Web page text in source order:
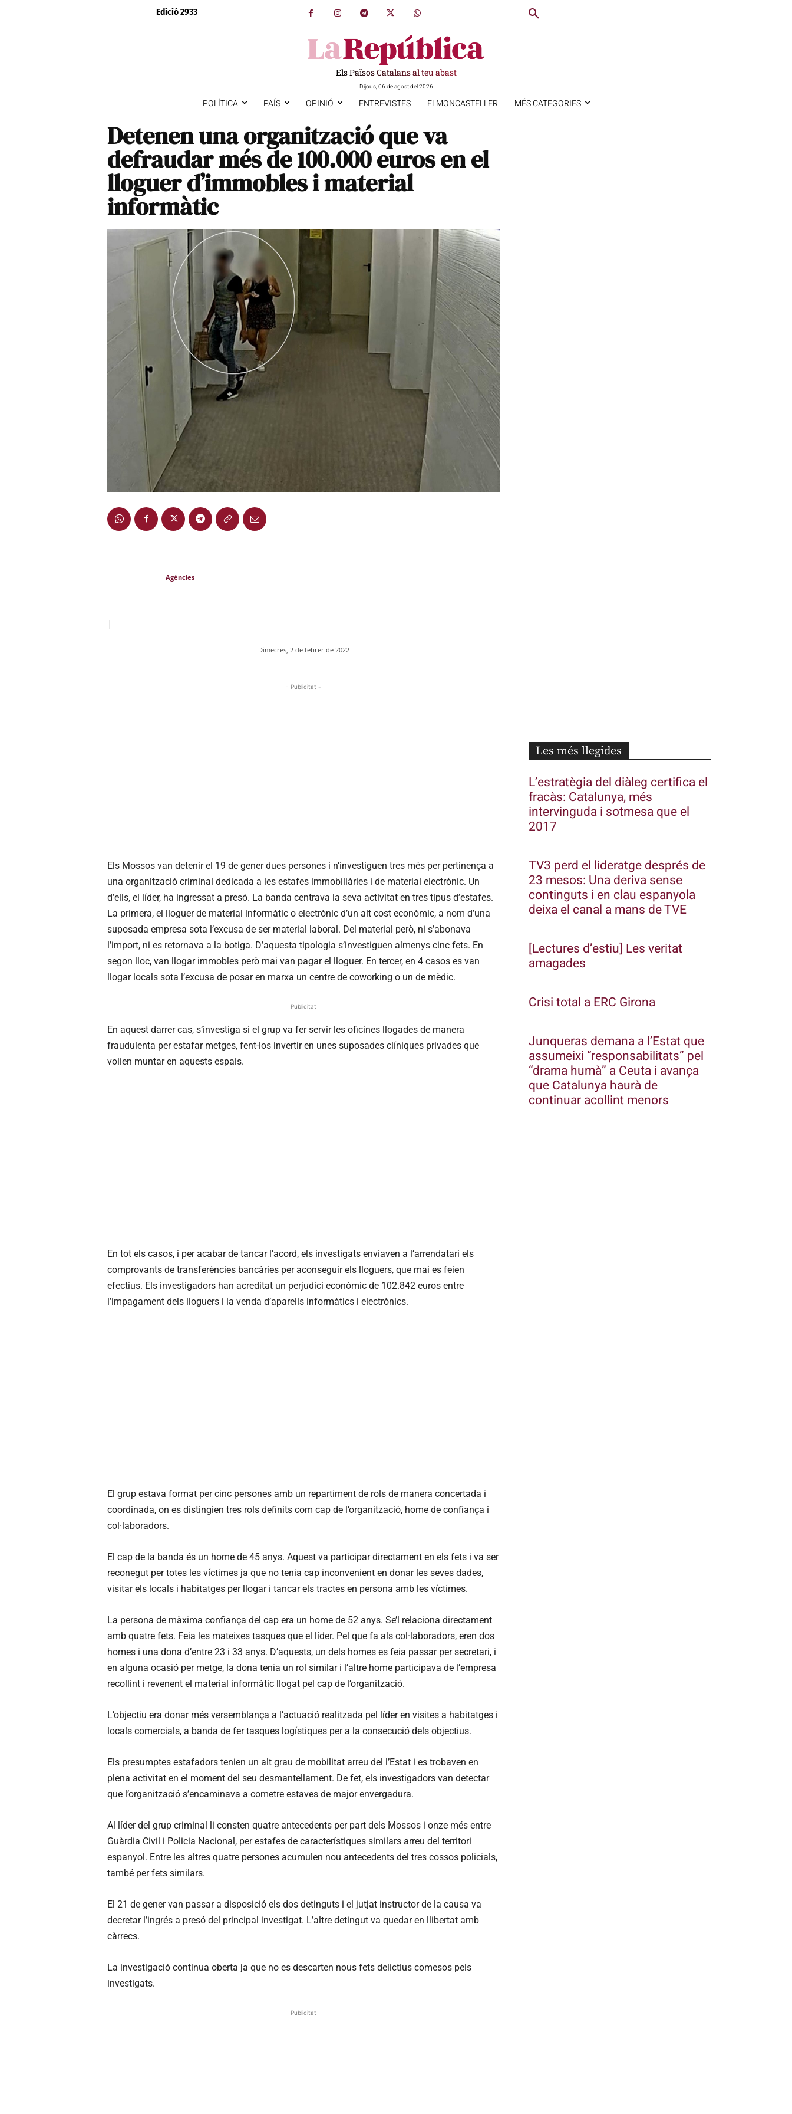
Edició 2933
Els Països Catalans al teu abast
Dijous, 06 de agost del 2026
POLÍTICA PAÍS OPINIÓ ENTREVISTES ELMONCASTELLER MÉS CATEGORIES
Detenen una organització que va
defraudar més de 100.000 euros en el
lloguer d’immobles i material
informàtic
Agències
|
Dimecres, 2 de febrer de 2022
- Publicitat -
Els Mossos van detenir el 19 de gener dues persones i n’investiguen tres més per pertinença a
una organització criminal dedicada a les estafes immobiliàries i de material electrònic. Un
d’ells, el líder, ha ingressat a presó. La banda centrava la seva activitat en tres tipus d’estafes.
La primera, el lloguer de material informàtic o electrònic d’un alt cost econòmic, a nom d’una
suposada empresa sota l’excusa de ser material laboral. Del material però, ni s’abonava
l’import, ni es retornava a la botiga. D’aquesta tipologia s’investiguen almenys cinc fets. En
segon lloc, van llogar immobles però mai van pagar el lloguer. En tercer, en 4 casos es van
llogar locals sota l’excusa de posar en marxa un centre de coworking o un de mèdic.
Publicitat
En aquest darrer cas, s’investiga si el grup va fer servir les oficines llogades de manera
fraudulenta per estafar metges, fent-los invertir en unes suposades clíniques privades que
volien muntar en aquests espais.
En tot els casos, i per acabar de tancar l’acord, els investigats enviaven a l’arrendatari els
comprovants de transferències bancàries per aconseguir els lloguers, que mai es feien
efectius. Els investigadors han acreditat un perjudici econòmic de 102.842 euros entre
l’impagament dels lloguers i la venda d’aparells informàtics i electrònics.
El grup estava format per cinc persones amb un repartiment de rols de manera concertada i
coordinada, on es distingien tres rols definits com cap de l’organització, home de confiança i
col·laboradors.
El cap de la banda és un home de 45 anys. Aquest va participar directament en els fets i va ser
reconegut per totes les víctimes ja que no tenia cap inconvenient en donar les seves dades,
visitar els locals i habitatges per llogar i tancar els tractes en persona amb les víctimes.
La persona de màxima confiança del cap era un home de 52 anys. Se’l relaciona directament
amb quatre fets. Feia les mateixes tasques que el líder. Pel que fa als col·laboradors, eren dos
homes i una dona d’entre 23 i 33 anys. D’aquests, un dels homes es feia passar per secretari, i
en alguna ocasió per metge, la dona tenia un rol similar i l’altre home participava de l’empresa
recollint i revenent el material informàtic llogat pel cap de l’organització.
L’objectiu era donar més versemblança a l’actuació realitzada pel líder en visites a habitatges i
locals comercials, a banda de fer tasques logístiques per a la consecució dels objectius.
Els presumptes estafadors tenien un alt grau de mobilitat arreu del l’Estat i es trobaven en
plena activitat en el moment del seu desmantellament. De fet, els investigadors van detectar
que l’organització s’encaminava a cometre estaves de major envergadura.
Al líder del grup criminal li consten quatre antecedents per part dels Mossos i onze més entre
Guàrdia Civil i Policia Nacional, per estafes de característiques similars arreu del territori
espanyol. Entre les altres quatre persones acumulen nou antecedents del tres cossos policials,
també per fets similars.
El 21 de gener van passar a disposició els dos detinguts i el jutjat instructor de la causa va
decretar l’ingrés a presó del principal investigat. L’altre detingut va quedar en llibertat amb
càrrecs.
La investigació continua oberta ja que no es descarten nous fets delictius comesos pels
investigats.
Publicitat
Les més llegides
L’estratègia del diàleg certifica el
fracàs: Catalunya, més
intervinguda i sotmesa que el
2017
TV3 perd el lideratge després de
23 mesos: Una deriva sense
continguts i en clau espanyola
deixa el canal a mans de TVE
[Lectures d’estiu] Les veritat
amagades
Crisi total a ERC Girona
Junqueras demana a l’Estat que
assumeixi “responsabilitats” pel
“drama humà” a Ceuta i avança
que Catalunya haurà de
continuar acollint menors